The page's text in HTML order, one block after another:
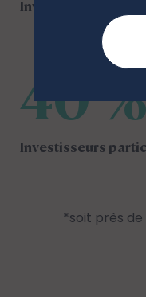
Investisseurs
Investisseurs
40
*soit près de